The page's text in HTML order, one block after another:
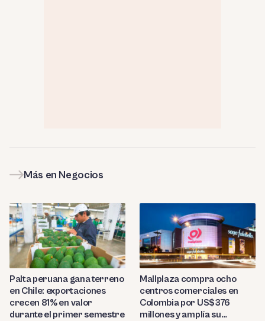
Más en Negocios
Palta peruana gana terreno
en Chile: exportaciones
crecen 81% en valor
durante el primer semestre
Mallplaza compra ocho
centros comerciales en
Colombia por US$376
millones y amplía su